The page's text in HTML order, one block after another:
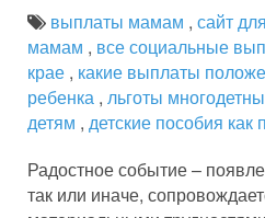
выплаты мамам , сайт
мамам , все социальные
крае , какие выплаты
ребенка , льготы
детям , детские пособия как
Радостное событие –
так или иначе,